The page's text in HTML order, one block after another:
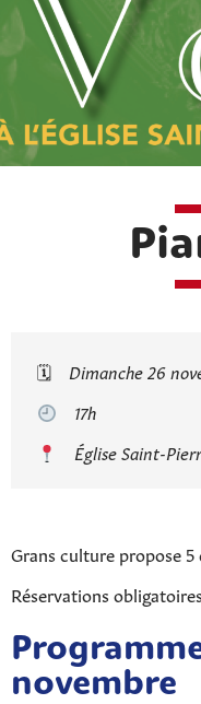
🗓
Dimanche 26
17h
Église Saint-
Grans culture propose
Réservations
novembre